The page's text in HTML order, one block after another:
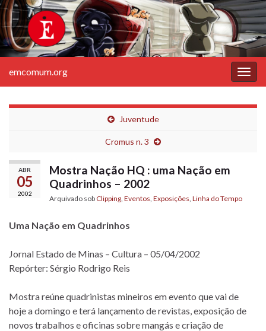
emcomum.org
Juventude
Cromus n. 3
ABR
05
2002
Mostra Nação HQ : uma Nação em
Quadrinhos – 2002
Arquivado sob Clipping Eventos Exposições Linha do Tempo
Uma Nação em Quadrinhos
Jornal Estado de Minas – Cultura – 05/04/2002
Repórter: Sérgio Rodrigo Reis
Mostra reúne quadrinistas mineiros em evento que vai de
hoje a domingo e terá lançamento de revistas, exposição de
novos trabalhos e oficinas sobre mangás e criação de